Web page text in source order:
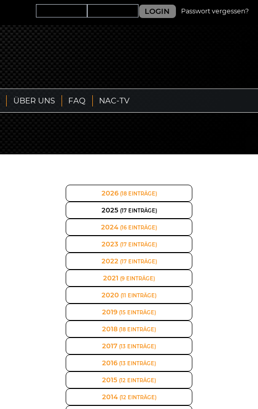
Passwort vergessen?
LOGIN
ÜBER UNS FAQ NAC-TV
2026(18 EINTRÄGE)
2025(17 EINTRÄGE)
2024 (16 EINTRÄGE)
2023 (17 EINTRÄGE)
2022 (17 EINTRÄGE)
2021 (9 EINTRÄGE)
2020 (11 EINTRÄGE)
2019 (15 EINTRÄGE)
2018 (18 EINTRÄGE)
2017 (13 EINTRÄGE)
2016 (13 EINTRÄGE)
2015 (12 EINTRÄGE)
2014(12 EINTRÄGE)